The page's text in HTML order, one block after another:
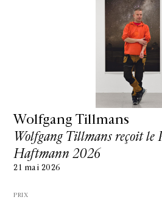
Wolfgang Tillmans
Wolfgang Tillmans reçoit le
Haftmann 2026
21 mai 2026
PRIX